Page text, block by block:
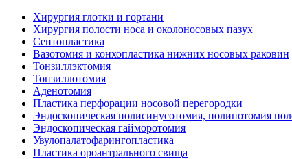
Хирургия глотки и гортани
Хирургия полости носа и околоносовых пазух
Септопластика
Вазотомия и конхопластика нижних носовых раковин
Тонзиллэктомия
Тонзиллотомия
Аденотомия
Пластика перфорации носовой перегородки
Эндоскопическая полисинусотомия, полипотомия
Эндоскопическая гайморотомия
Увулопалатофарингопластика
Пластика ороантрального свища